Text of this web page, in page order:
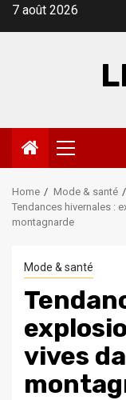
Skip7 août 2026
Primary
Menu
Home
Mode & santé
Tendances hivernales :
montagnarde
Mode & santé
vives